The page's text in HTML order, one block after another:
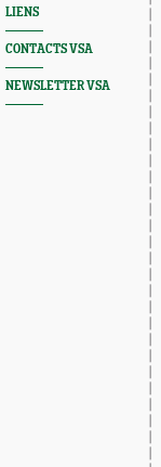
LIENS
CONTACTS VSA
NEWSLETTER VSA